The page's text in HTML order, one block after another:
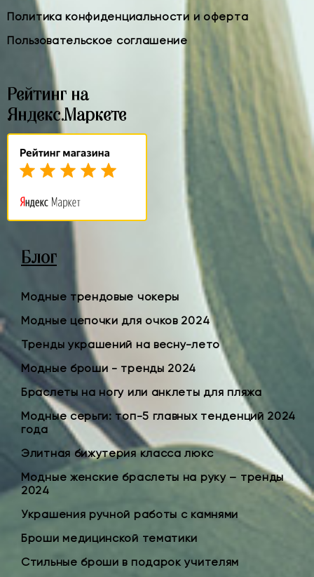
Политика конфиденциальности и оферта
Пользовательское соглашение
Рейтинг на
Яндекс.Маркете
Блог
Модные трендовые чокеры
Модные цепочки для очков 2024
Тренды украшений на весну-лето
Модные броши - тренды 2024
Браслеты на ногу или анклеты для пляжа
Модные серьги: топ-5 главных тенденций 2024
года
Элитная бижутерия класса люкс
Модные женские браслеты на руку – тренды
2024
Украшения ручной работы с камнями
Броши медицинской тематики
Стильные броши в подарок учителям